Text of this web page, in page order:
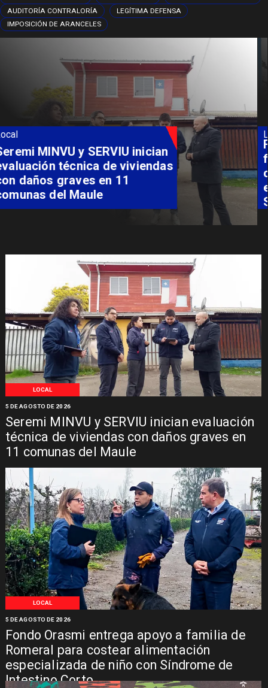
AUDITORÍA CONTRALORÍA
LEGÍTIMA DEFENSA
IMPOSICIÓN DE ARANCELES
LOCAL
Seremi MINVU y SERVIU inician evaluación
técnica de viviendas con daños graves en
11 comunas del Maule
5 DE AGOSTO DE 2026
LOCAL
Fondo Orasmi entrega apoyo a familia de
Romeral para costear alimentación
especializada de niño con Síndrome de
Intestino Corto
5 DE AGOSTO DE 2026
Local
Fondo Orasmi entrega apoyo a
familia de Romeral para
costear alimentación
especializada de niño con
Síndrome de Intestino Corto